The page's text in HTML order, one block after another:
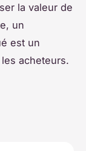
la valeur de
un
est un
acheteurs.